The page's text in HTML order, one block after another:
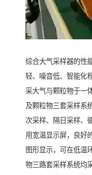
综合大气采样器的性
轻、噪音低、智能化
采大气与颗粒物于一
及颗粒物三套采样系
次采样、隔日采样、
用宽温显示屏，良好
图形显示，可在低温
物三路套采样系统均